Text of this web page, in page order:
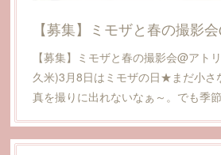
【募集】ミモザと春の撮影会@アト
久米)3月8日はミモザの日★まだ小さ
真を撮りに出れないなぁ～。でも季